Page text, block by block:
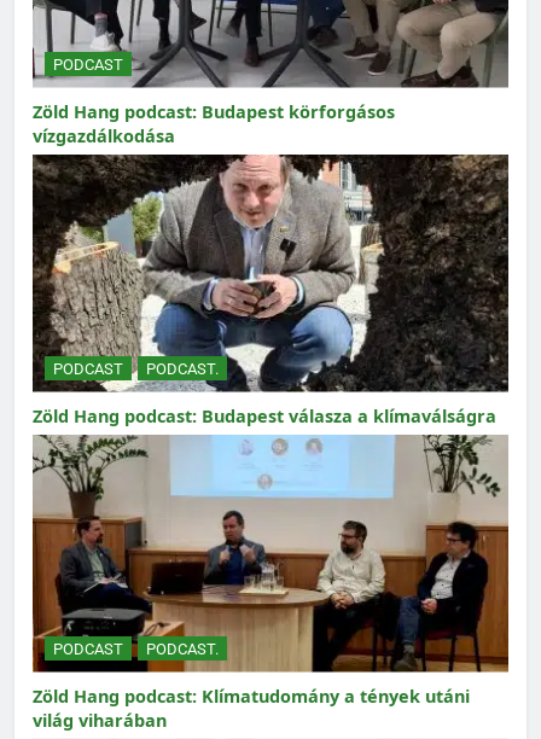
PODCAST
Zöld Hang podcast: Budapest körforgásos
vízgazdálkodása
PODCAST PODCAST.
Zöld Hang podcast: Budapest válasza a klímaválságra
PODCAST PODCAST.
Zöld Hang podcast: Klímatudomány a tények utáni
világ viharában